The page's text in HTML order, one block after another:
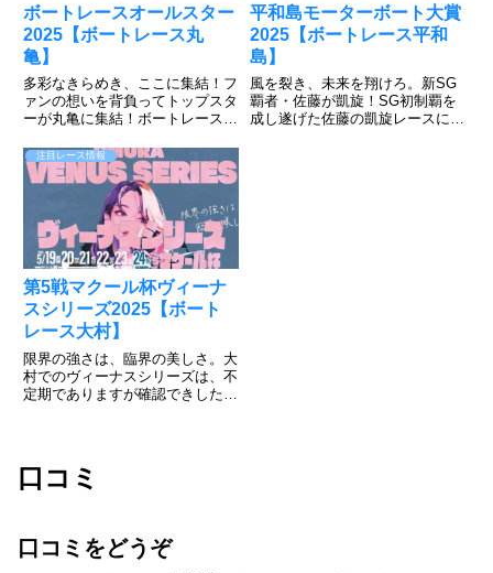
ボートレースオールスター
2025【ボートレース丸
亀】
多彩なきらめき、ここに集結！フ
ァンの想いを背負ってトップスタ
ーが丸亀に集結！ボートレース丸
第52回ボートレースオールスタ
ー」が開催される。ファン投票で
選ばれた選手など52人が丸亀ナ
イターに集結。ファンの思い...
平和島モーターボート大賞
2025【ボートレース平和
島】
風を裂き、未来を翔けろ。新SG
覇者・佐藤が凱旋！SG初制覇を
成し遂げた佐藤の凱旋レースに注
注目レース情報
第5戦マクール杯ヴィーナ
スシリーズ2025【ボート
レース大村】
限界の強さは、臨界の美しさ。大
村でのヴィーナスシリーズは、不
定期でありますが確認できしたい
ょう。投票すれば、50名様にク
オカードと大村マイルが20ポイ...
口コミ
口コミをどうぞ